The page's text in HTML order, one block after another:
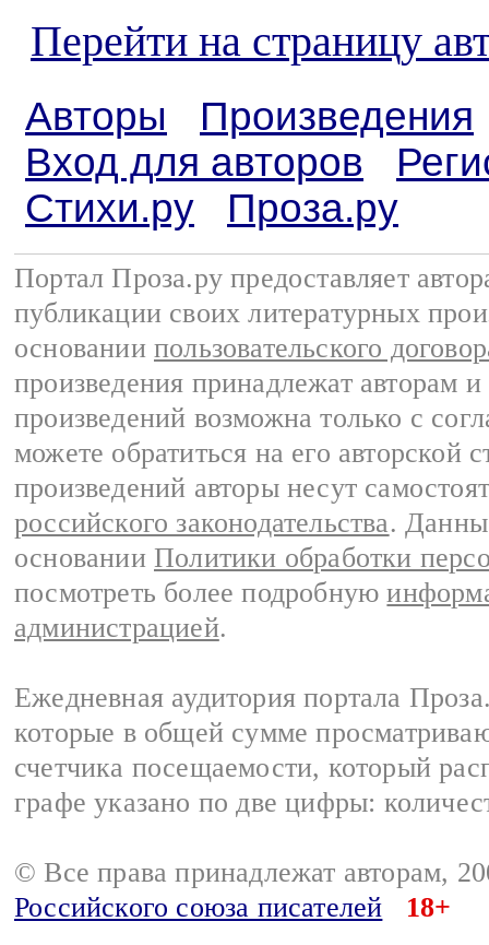
Перейти на страницу
Авторы
Произведения
Вход для авторов
Стихи.ру
Проза.ру
Портал Проза.ру предоставляет
публикации своих литературных
основании пользовательского
произведения принадлежат авторам
произведений возможна только с
можете обратиться на его авторской
произведений авторы несут
российского законодательства.
основании Политики обработки
посмотреть более подробную
администрацией.
Ежедневная аудитория портала
которые в общей сумме
счетчика посещаемости, который
графе указано по две цифры:
© Все права принадлежат авторам,
Российского союза писателей
18+